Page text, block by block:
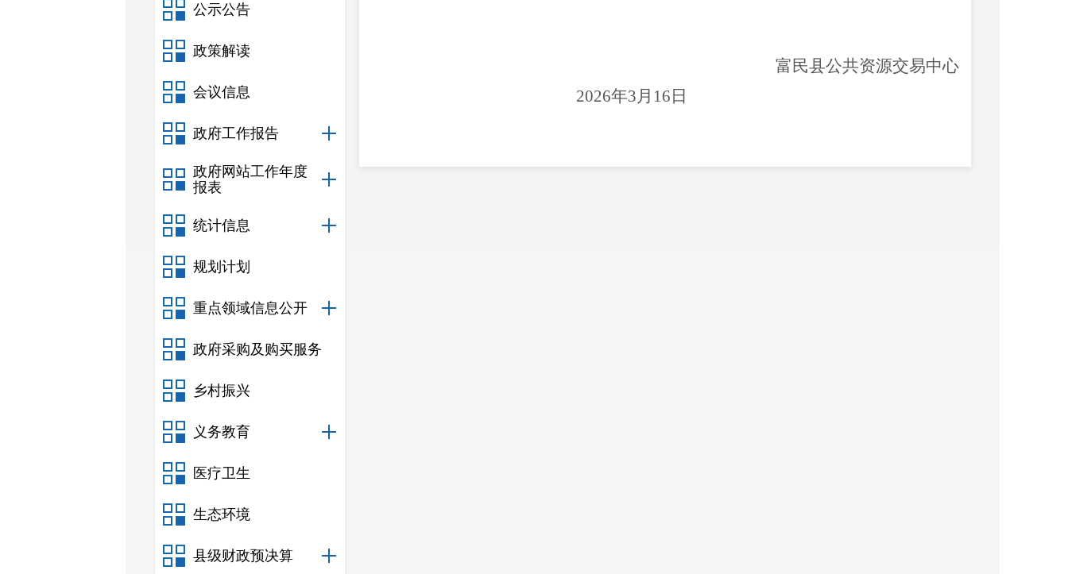
公示公告
政策解读
会议信息
政府工作报告
政府网站工作年度
报表
统计信息
规划计划
重点领域信息公开
政府采购及购买服务
乡村振兴
义务教育
医疗卫生
生态环境
县级财政预决算
富民县公共资源交易中心
2026年3月16日